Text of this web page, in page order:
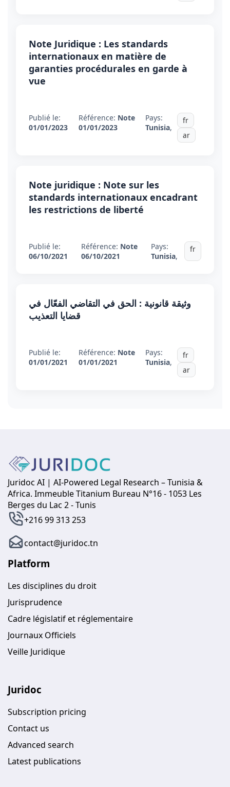
Note Juridique : Les standards
internationaux en matière de
garanties procédurales en garde à
vue
Publié le:
01/01/2023
Référence: Note
01/01/2023
Pays:
Tunisia,
fr
ar
Note juridique : Note sur les
standards internationaux encadrant
les restrictions de liberté
Publié le:
06/10/2021
Référence: Note
06/10/2021
Pays:
Tunisia,
fr
وثيقة قانونية : الحق في التقاضي الفعّال في
قضايا التعذيب
Publié le:
01/01/2021
Référence: Note
01/01/2021
Pays:
Tunisia,
fr
ar
Juridoc AI | AI-Powered Legal Research – Tunisia &
Africa. Immeuble Titanium Bureau N°16 - 1053 Les
Berges du Lac 2 - Tunis
+216 99 313 253
contact@juridoc.tn
Platform
Les disciplines du droit
Jurisprudence
Cadre législatif et réglementaire
Journaux Officiels
Veille Juridique
Juridoc
Subscription pricing
Contact us
Advanced search
Latest publications